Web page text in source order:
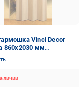
Vinci Decor
860x2030 мм
орех